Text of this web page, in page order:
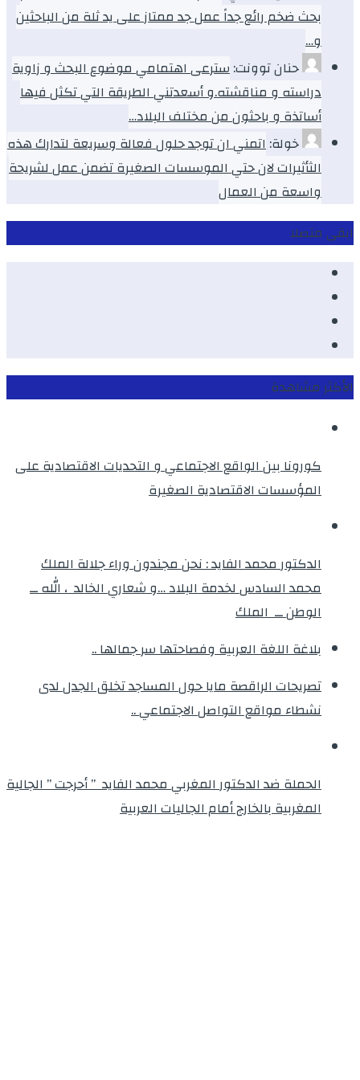
بحث ضخم رائع جداً عمل جد ممتاز على يد ثلة من الباحثين
و…
حنان توونت:سترعى اهتمامي موضوع البحث و زاوية
دراسته و مناقشته.و أسعدتني الطريقة التي تكثل فيها
أساتذة و باحثون من مختلف البلاد…
خولة:اتمني ان توجد حلول فعالة وسريعة لتدارك هذه
الثأثيرات لان حتي الموسسات الصغيرة تضمن عمل لشريحة
واسعة من العمال
ابقى متصلا
الأكثر مشاهدة
كورونا بين الواقع الاجتماعي و التحديات الاقتصادية على
المؤسسات الاقتصادية الصغيرة
الدكتور محمد الفايد : نحن مجندون وراء جلالة الملك
محمد السادس لخدمة البلاد …و شعاري الخالد ، الله ــ
الوطن ــ الملك
بلاغة اللغة العربية وفصاحتها سر جمالها ..
تصريحات الراقصة مايا حول المساجد تخلق الجدل لدى
نشطاء مواقع التواصل الاجتماعي ..
الحملة ضد الدكتور المغربي محمد الفايد ” أحرجت ” الجالية
المغربية بالخارج أمام الجاليات العربية